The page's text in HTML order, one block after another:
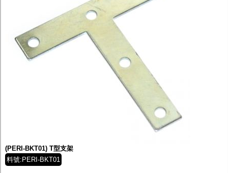
(PERI-BKT01) T型支架
料號:PERI-BKT01